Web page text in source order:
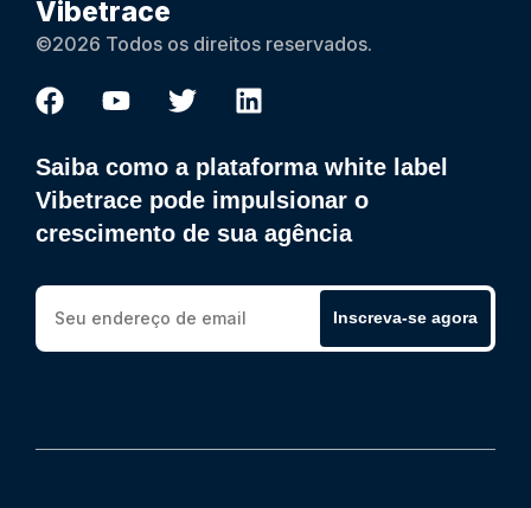
Vibetrace
©2026 Todos os direitos reservados.
Saiba como a plataforma white label
Vibetrace pode impulsionar o
crescimento de sua agência
Inscreva-se agora